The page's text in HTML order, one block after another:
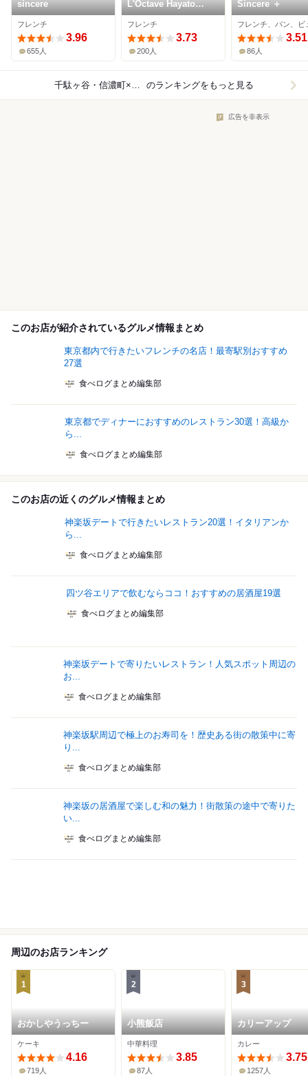
sincere
フレンチ
3.96
655人
L'Octave Hayato
KOBAYASHI
フレンチ
3.73
200人
Sincere ＋
3.51
86人
千駄ヶ谷・信濃町×フレンチ のランキングをもっと見る
広告を非表示
このお店が紹介されているグルメ情報まとめ
東京都内で行きたいフレンチの名店！最寄駅別おすすめ
27選
食べログまとめ編集部
東京都でディナーにおすすめのレストラン30選！高級か
ら...
食べログまとめ編集部
このお店の近くのグルメ情報まとめ
神楽坂デートで行きたいレストラン20選！イタリアンか
ら...
食べログまとめ編集部
四ツ谷エリアで飲むならココ！おすすめの居酒屋19選
食べログまとめ編集部
神楽坂デートで寄りたいレストラン！人気スポット周辺の
お...
食べログまとめ編集部
神楽坂駅周辺で極上のお寿司を！歴史ある街の散策中に寄
り...
食べログまとめ編集部
神楽坂の居酒屋で楽しむ和の魅力！街散策の途中で寄りた
い...
食べログまとめ編集部
周辺のお店ランキング
1
おかしやうっちー
ケーキ
4.16
719人
2
小熊飯店
中華料理
3.85
87人
3
カリーアップ
カレー
3.75
1257人